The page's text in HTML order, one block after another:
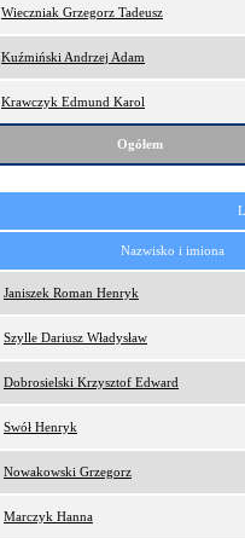
Wieczniak Grzegorz Tadeusz
Kuźmiński Andrzej Adam
Krawczyk Edmund Karol
Ogółem
Nazwisko i imiona
Janiszek Roman Henryk
Szylle Dariusz Władysław
Dobrosielski Krzysztof Edward
Swół Henryk
Nowakowski Grzegorz
Marczyk Hanna